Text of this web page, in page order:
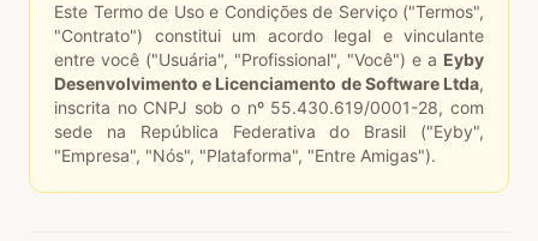
Este Termo de Uso e Condições de Serviço ("Termos",
"Contrato") constitui um acordo legal e vinculante
entre você ("Usuária", "Profissional", "Você") e a Eyby
Desenvolvimento e Licenciamento de Software Ltda,
inscrita no CNPJ sob o nº 55.430.619/0001-28, com
sede na República Federativa do Brasil ("Eyby",
"Empresa", "Nós", "Plataforma", "Entre Amigas").